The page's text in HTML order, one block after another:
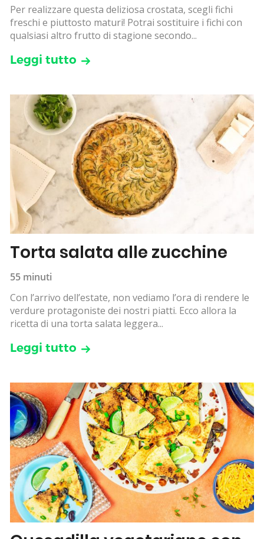
Per realizzare questa deliziosa crostata, scegli fichi
freschi e piuttosto maturi! Potrai sostituire i fichi con
qualsiasi altro frutto di stagione secondo...
Leggi tutto
Torta salata alle zucchine
55 minuti
Con l’arrivo dell’estate, non vediamo l’ora di rendere le
verdure protagoniste dei nostri piatti. Ecco allora la
ricetta di una torta salata leggera...
Leggi tutto